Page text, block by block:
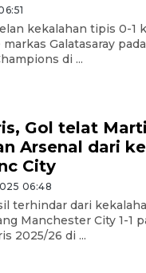
kekalahan tipis 0-1
Galatasaray
di ...
Gol telat
Arsenal dari
City
06:48
terhindar dari
Manchester City 1-1
2025/26 di ...
perkuat
dokter tangani
anak
23 Juli 2026 20:04